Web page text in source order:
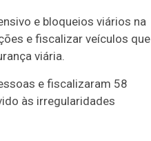
e bloqueios viários na
e fiscalizar veículos que
viária.
e fiscalizaram 58
às irregularidades